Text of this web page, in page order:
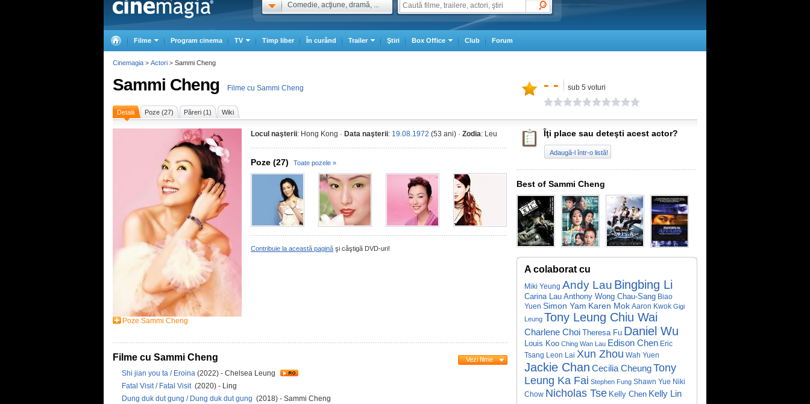
Comedie, acţiune, dramă, ...
Filme Program cinema TV Timp liber În curând Trailer Ştiri Box Office Club Forum
Sammi Cheng Filme cu Sammi Cheng - - sub 5 voturi
Detalii Poze (27) Păreri (1) Wiki
Poze Sammi Cheng
Locul naşterii: Hong Kong · Data naşterii: 19.08.1972 (53 ani) · Zodia: Leu
Poze (27) Toate pozele »
Contribuie la această pagină şi câştigă DVD-uri!
Filme cu Sammi Cheng Vezi filme
Shi jian you ta / Eroina (2022) - Chelsea Leung
Fatal Visit / Fatal Visit (2020) - Ling
Dung duk dut gung / Dung duk dut gung (2018) - Sammi Cheng
Îţi place sau deteşti acest actor?
Adaugă-l într-o listă!
Best of Sammi Cheng
A colaborat cu
Miki Yeung Andy Lau Bingbing Li
Carina Lau Anthony Wong Chau-Sang Biao
Yuen Simon Yam Karen Mok Aaron Kwok Gigi
Leung Tony Leung Chiu Wai
Charlene Choi Theresa Fu Daniel Wu
Louis Koo Ching Wan Lau Edison Chen Eric
Tsang Leon Lai Xun Zhou Wah Yuen
Jackie Chan Cecilia CheungTony
Leung Ka Fai Stephen Fung Shawn Yue Niki
Chow Nicholas Tse Kelly Chen Kelly Lin
Cinemagia > Actori > Sammi Cheng